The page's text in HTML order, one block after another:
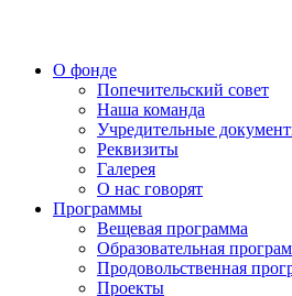
О фонде
Попечительский совет
Наша команда
Учредительные
Реквизиты
Галерея
О нас говорят
Программы
Вещевая программа
Образовательная
Продовольственная
Проекты